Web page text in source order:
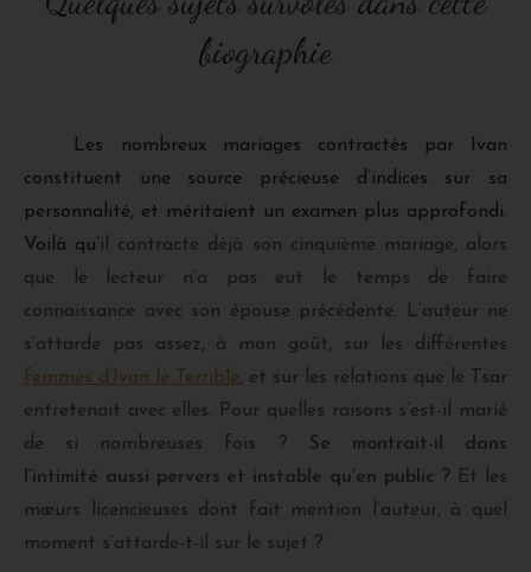
biographie
Les nombreux mariages contractés par Ivan
constituent une source précieuse d’indices sur sa
personnalité, et méritaient un examen plus approfondi.
Voilà qu’ il contracte déjà son cinquième mariage, alors
que le lecteur n’a pas eut le temps de faire
connaissance avec son épouse précédente. L’auteur ne
s’attarde pas assez, à mon goût, sur les différentes
femmes d’Ivan le Terrible, et sur les relations que le Tsar
entretenait avec elles. Pour quelles raisons s’est-il marié
de si nombreuses fois ? Se montrait-il dans
l’intimité aussi pervers et instable qu’en public ? Et les
mœurs licencieuses dont fait mention l’auteur, à quel
moment s’attarde-t-il sur le sujet ?